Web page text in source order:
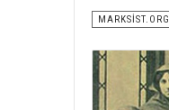
MARKSİST.ORG